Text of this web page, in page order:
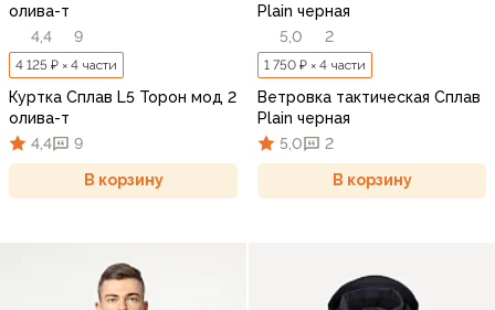
олива-т
4,4
9
4 125 ₽ × 4 части
Куртка Сплав L5 Торон мод 2
олива-т
4,4
9
В корзину
Plain черная
5,0
2
1 750 ₽ × 4 части
Ветровка тактическая Сплав
Plain черная
5,0
2
В корзину